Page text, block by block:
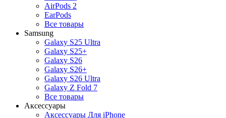
AirPods 2
EarPods
Все товары
Samsung
Galaxy S25 Ultra
Galaxy S25+
Galaxy S26
Galaxy S26+
Galaxy S26 Ultra
Galaxy Z Fold 7
Все товары
Аксессуары
Аксессуары Для iPhone